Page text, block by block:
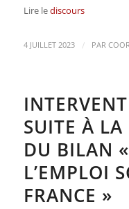
Lire lediscours
4 JUILLET 2023 / PAR
SUITE À LA
DU BILAN
L’EMPLOI
FRANCE »